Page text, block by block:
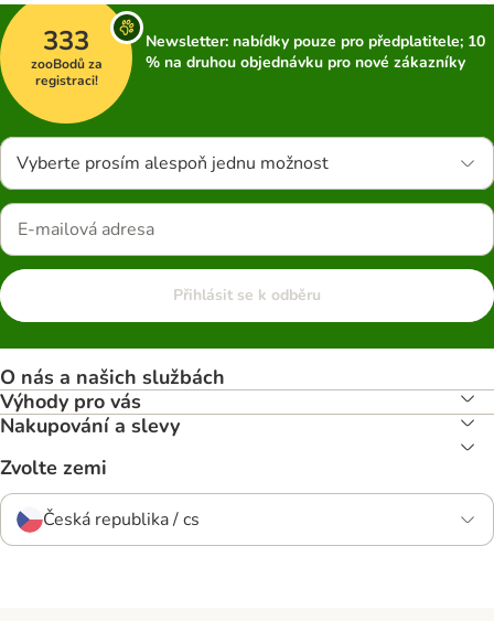
333
zooBodů za
registraci!
Newsletter: nabídky pouze pro předplatitele; 10
% na druhou objednávku pro nové zákazníky
Vyberte prosím alespoň jednu možnost
Přihlásit se k odběru
O nás a našich službách
Výhody pro vás
Nakupování a slevy
Zvolte zemi
Česká republika / cs